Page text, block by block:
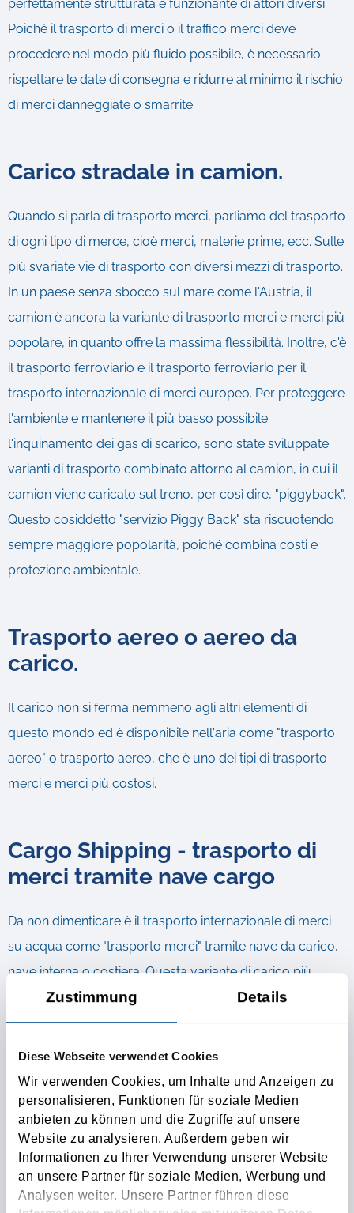
Zustimmung Details
Diese Webseite verwendet Cookies
Wir verwenden Cookies, um Inhalte und Anzeigen zu
personalisieren, Funktionen für soziale Medien
anbieten zu können und die Zugriffe auf unsere
Website zu analysieren. Außerdem geben wir
Informationen zu Ihrer Verwendung unserer Website
an unsere Partner für soziale Medien, Werbung und
Analysen weiter. Unsere Partner führen diese
perfettamente strutturata e funzionante di attori diversi.
Poiché il trasporto di merci o il traffico merci deve
procedere nel modo più fluido possibile, è necessario
rispettare le date di consegna e ridurre al minimo il rischio
di merci danneggiate o smarrite.
Carico stradale in camion.
Quando si parla di trasporto merci, parliamo del trasporto
di ogni tipo di merce, cioè merci, materie prime, ecc. Sulle
più svariate vie di trasporto con diversi mezzi di trasporto.
In un paese senza sbocco sul mare come l'Austria, il
camion è ancora la variante di trasporto merci e merci più
popolare, in quanto offre la massima flessibilità. Inoltre, c'è
il trasporto ferroviario e il trasporto ferroviario per il
trasporto internazionale di merci europeo. Per proteggere
l'ambiente e mantenere il più basso possibile
l'inquinamento dei gas di scarico, sono state sviluppate
varianti di trasporto combinato attorno al camion, in cui il
camion viene caricato sul treno, per così dire, "piggyback".
Questo cosiddetto "servizio Piggy Back" sta riscuotendo
sempre maggiore popolarità, poiché combina costi e
protezione ambientale.
Trasporto aereo o aereo da
carico.
Il carico non si ferma nemmeno agli altri elementi di
questo mondo ed è disponibile nell'aria come "trasporto
aereo" o trasporto aereo, che è uno dei tipi di trasporto
merci e merci più costosi.
Cargo Shipping - trasporto di
merci tramite nave cargo
Da non dimenticare è il trasporto internazionale di merci
su acqua come "trasporto merci" tramite nave da carico,
nave interna o costiera. Questa variante di carico più
economica, il trasporto di merci e il traffico di merci
sull'acqua, è disponibile su larga scala sulle vie d'acqua
fiumi. Il trasporto marittimo distingue tra due aree
principali, il trasporto marittimo e il trasporto costiero.
Come si può già intuire, per spedizione costiera si intende
il traffico merci e il trasporto di persone o merci in
prossimità della costa. Questo tipo di "trasporto merci" è